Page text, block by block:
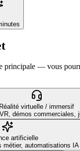
principale — vous
Réalité virtuelle / immersif
démos commerciales,
artificielle
métier, automatisations IA